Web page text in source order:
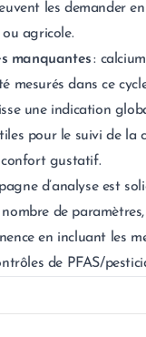
les demander
agricole.
manquantes:
mesurés dans ce
une indication
pour le suivi de la
gustatif.
d’analyse est
de
en incluant les
de PFAS/